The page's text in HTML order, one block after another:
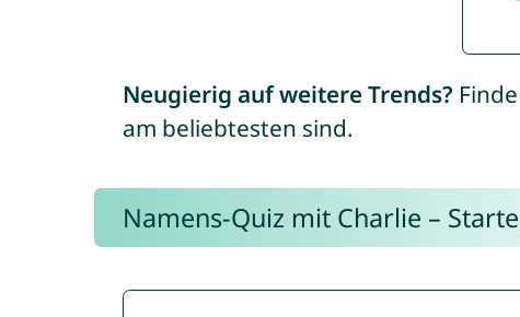
Neugierig auf weitere Trends?
am beliebtesten sind.
Namens-Quiz mit Charlie –